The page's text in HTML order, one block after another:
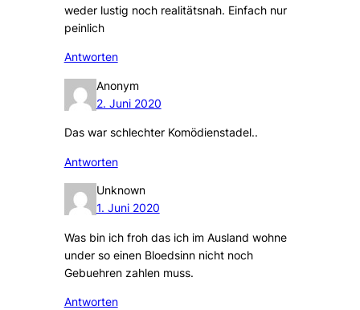
weder lustig noch realitätsnah. Einfach nur
peinlich
Antworten
Anonym
2. Juni 2020
Das war schlechter Komödienstadel..
Antworten
Unknown
1. Juni 2020
Was bin ich froh das ich im Ausland wohne
under so einen Bloedsinn nicht noch
Gebuehren zahlen muss.
Antworten